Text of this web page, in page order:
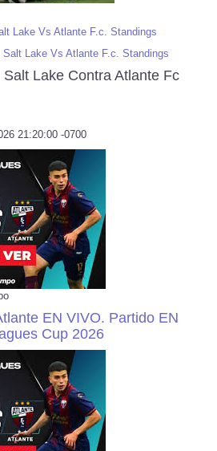
Lake Vs Atlante F.c. Standings
Salt Lake Vs Atlante F.c. Standings
Lake Contra Atlante Fc
21:20:00 -0700
EN VIVO. Partido EN
Cup 2026